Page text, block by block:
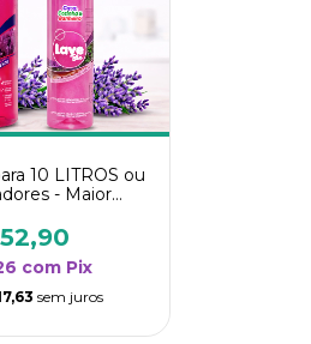
10 LITROS ou
- Maior
com Pix
sem juros